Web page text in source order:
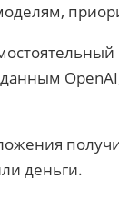
деньги.